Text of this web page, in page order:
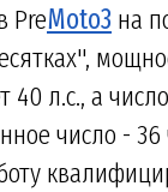
PreMoto3 на
40 л.с., а
число - 36